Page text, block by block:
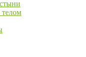
телом